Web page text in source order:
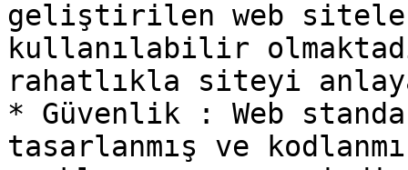
geliştirilen web
kullanılabilir
rahatlıkla siteyi
* Güvenlik : Web
tasarlanmış ve